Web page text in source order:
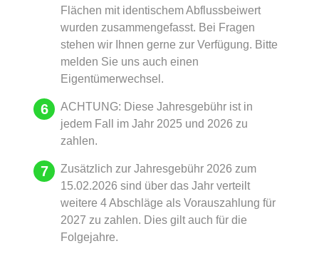
Flächen mit identischem Abflussbeiwert
wurden zusammengefasst. Bei Fragen
stehen wir Ihnen gerne zur Verfügung. Bitte
melden Sie uns auch einen
Eigentümerwechsel.
ACHTUNG: Diese Jahresgebühr ist in
jedem Fall im Jahr 2025 und 2026 zu
zahlen.
Zusätzlich zur Jahresgebühr 2026 zum
15.02.2026 sind über das Jahr verteilt
weitere 4 Abschläge als Vorauszahlung für
2027 zu zahlen. Dies gilt auch für die
Folgejahre.